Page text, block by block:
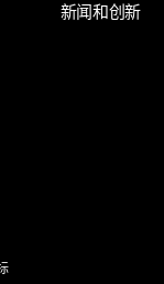
新闻和创新